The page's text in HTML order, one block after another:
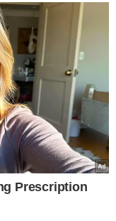
umterremoto de
na morte de
feridos.
no condado
próximo ao
região, incluindo
pelo menos 26
trabalham no
sob os escombros.
foi considerado o
perderam